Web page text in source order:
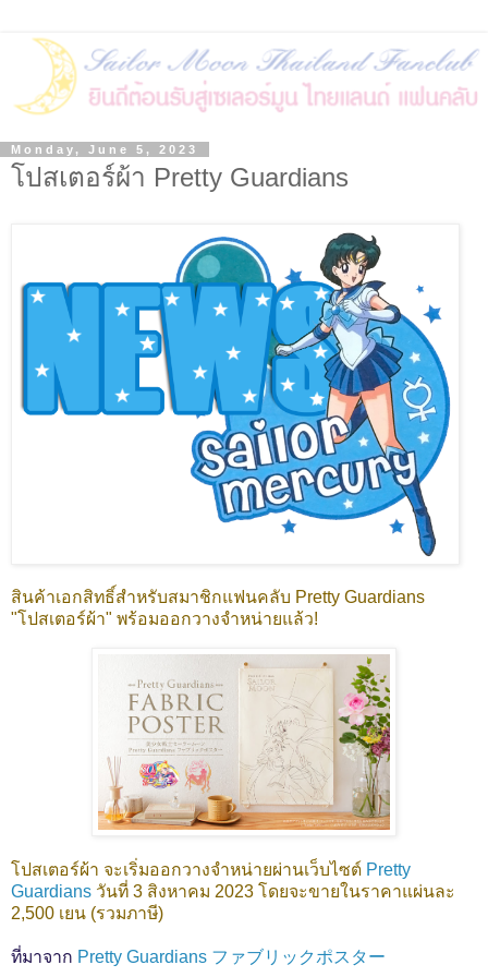
Monday, June 5, 2023
โปสเตอร์ผ้า Pretty Guardians
สินค้าเอกสิทธิ์สำหรับสมาชิกแฟนคลับ Pretty Guardians
"โปสเตอร์ผ้า" พร้อมออกวางจำหน่ายแล้ว!
โปสเตอร์ผ้า จะเริ่มออกวางจำหน่ายผ่านเว็บไซต์ Pretty
Guardians วันที่ 3 สิงหาคม 2023 โดยจะขายในราคาแผ่นละ
2,500 เยน (รวมภาษี)
ที่มาจาก Pretty Guardians ファブリックポスター